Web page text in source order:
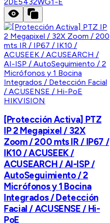
HIKVISION
[Protección Activa] PTZ
IP 2 Megapixel / 32X
Zoom / 200 mts IR / IP67 /
IK10 / ACUSEEK /
ACUSEARCH / AI-ISP /
AutoSeguimiento / 2
Micrófonos y 1 Bocina
Integrados / Detección
Facial / ACUSENSE / Hi-
PoE